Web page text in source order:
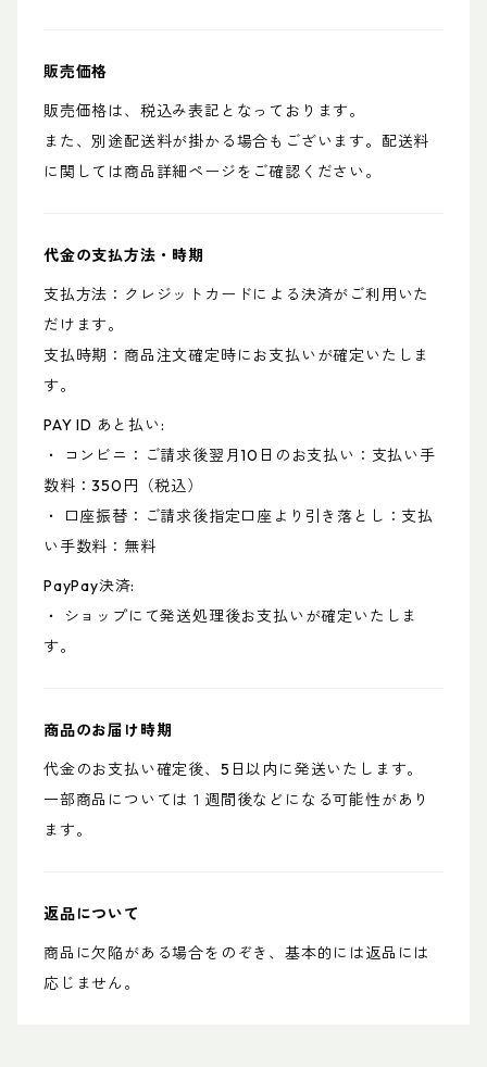
販売価格
販売価格は、税込み表記となっております。
また、別途配送料が掛かる場合もございます。配送料
に関しては商品詳細ページをご確認ください。
代金の支払方法・時期
支払方法：クレジットカードによる決済がご利用いた
だけます。
支払時期：商品注文確定時にお支払いが確定いたしま
す。
PAY ID あと払い:
・ コンビニ：ご請求後翌月10日のお支払い：支払い手
数料：350円（税込）
・ 口座振替：ご請求後指定口座より引き落とし：支払
い手数料：無料
PayPay決済:
・ ショップにて発送処理後お支払いが確定いたしま
す。
商品のお届け時期
代金のお支払い確定後、5日以内に発送いたします。
一部商品については１週間後などになる可能性があり
ます。
返品について
商品に欠陥がある場合をのぞき、基本的には返品には
応じません。